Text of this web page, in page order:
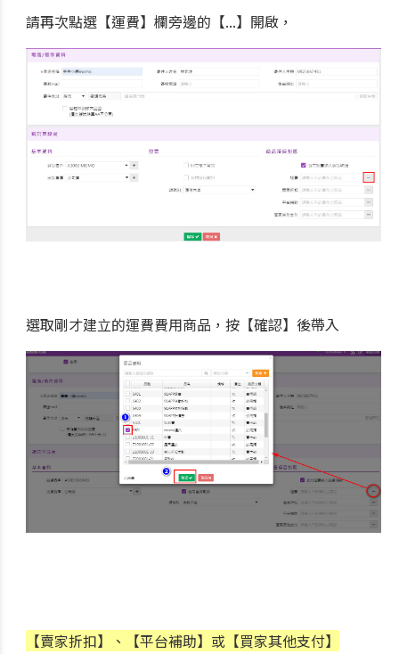
請再次點選【運費】欄旁邊的【...】開啟，
選取剛才建立的運費費用商品，按【確認】後帶入
【賣家折扣】、【平台補助】或【買家其他支付】